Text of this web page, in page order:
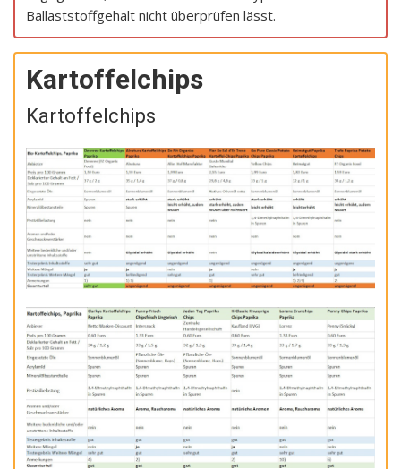
Ballaststoffgehalt nicht überprüfen lässt.
Kartoffelchips
Kartoffelchips